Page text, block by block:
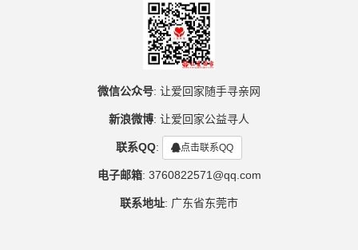
微信公众号: 让爱回家随手寻亲网
新浪微博: 让爱回家公益寻人
联系QQ: 点击联系QQ
电子邮箱: 3760822571@qq.com
联系地址: 广东省东莞市